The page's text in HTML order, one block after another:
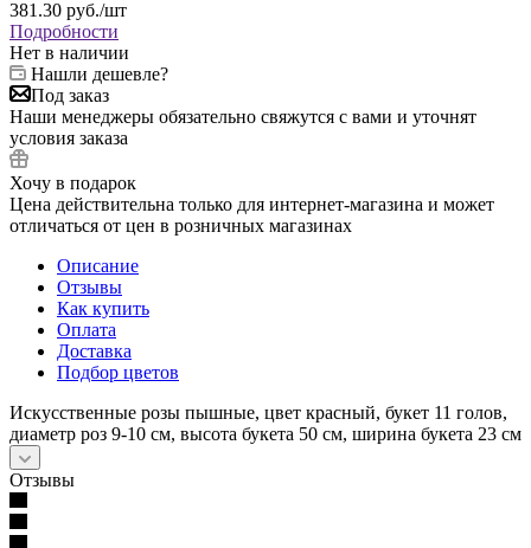
381.30 руб./шт
Подробности
Нет в наличии
Нашли дешевле?
Под заказ
Наши менеджеры обязательно свяжутся с вами и уточнят
условия заказа
Хочу в подарок
Цена действительна только для интернет-магазина и может
отличаться от цен в розничных магазинах
Описание
Отзывы
Как купить
Оплата
Доставка
Подбор цветов
Искусственные розы пышные, цвет красный, букет 11 голов,
диаметр роз 9-10 см, высота букета 50 см, ширина букета 23 см
Отзывы